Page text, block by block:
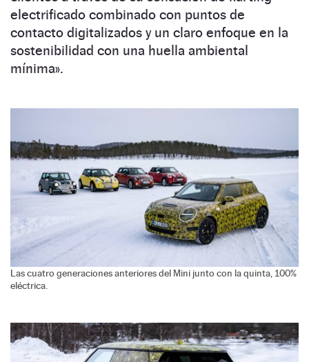
electrificado combinado con puntos de
contacto digitalizados y un claro enfoque en la
sostenibilidad con una huella ambiental
mínima».
Las cuatro generaciones anteriores del Mini junto con la quinta, 100%
eléctrica.